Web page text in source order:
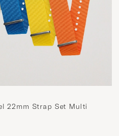
22mm Strap Set Multi
prijs